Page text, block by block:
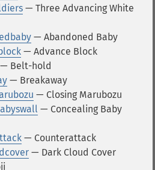
— Three Advancing White
— Abandoned Baby
— Advance Block
— Belt-hold
— Breakaway
— Closing Marubozu
— Concealing Baby
— Counterattack
— Dark Cloud Cover